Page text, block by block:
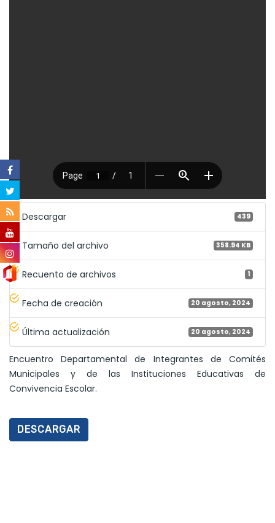
Descargar 439
Tamaño del archivo 358.94 KB
Recuento de archivos 1
Fecha de creación 20 agosto, 2024
Última actualización 20 agosto, 2024
Encuentro Departamental de Integrantes de Comités
Municipales y de las Instituciones Educativas de
Convivencia Escolar.
DESCARGAR